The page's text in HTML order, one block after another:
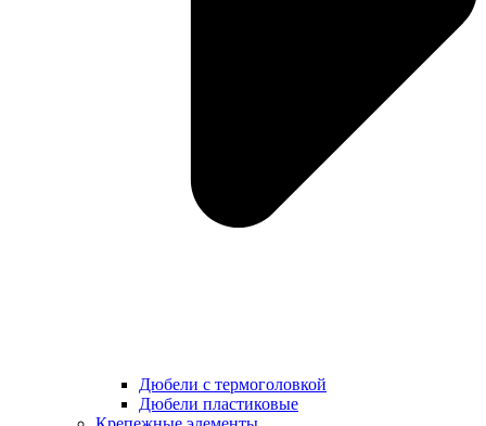
Дюбели с термоголовкой
Дюбели пластиковые